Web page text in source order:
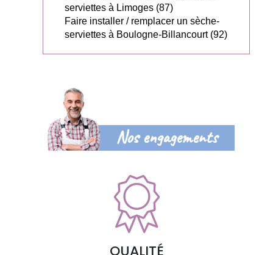
serviettes à Limoges (87)
Faire installer / remplacer un sèche-
serviettes à Boulogne-Billancourt (92)
Nos engagements
QUALITÉ